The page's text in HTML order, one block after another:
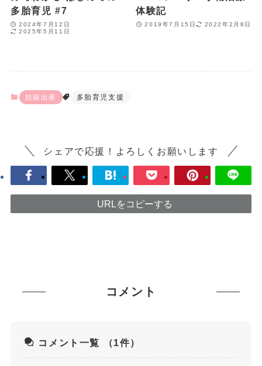
妊娠出産 多胎育児支援
シェアで応援！よろしくお願いします
URLをコピーする
多胎育児 #7
2024年7月12日
2025年5月11日
体験記
2019年7月15日 2022年2月8日
コメント
コメント一覧 （1件）